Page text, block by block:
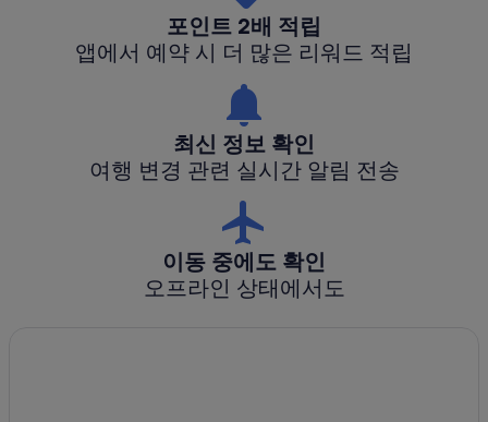
포인트 2배 적립
앱에서 예약 시 더 많은 리워드 적립
최신 정보 확인
여행 변경 관련 실시간 알림 전송
이동 중에도 확인
오프라인 상태에서도